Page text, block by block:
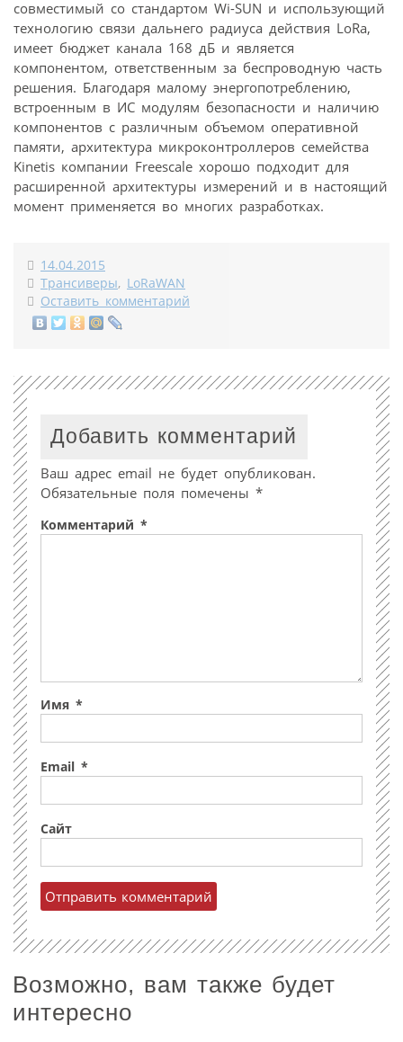
совместимый со стандартом Wi-SUN и использующий
технологию связи дальнего радиуса действия LoRa,
имеет бюджет канала 168 дБ и является
компонентом, ответственным за беспроводную часть
решения. Благодаря малому энергопотреблению,
встроенным в ИС модулям безопасности и наличию
компонентов с различным объемом оперативной
памяти, архитектура микроконтроллеров семейства
Kinetis компании Freescale хорошо подходит для
расширенной архитектуры измерений и в настоящий
момент применяется во многих разработках.
14.04.2015
Трансиверы, LoRaWAN
Оставить комментарий
Добавить комментарий
Ваш адрес email не будет опубликован.
Обязательные поля помечены *
Комментарий *
Имя *
Email *
Сайт
Возможно, вам также будет
интересно